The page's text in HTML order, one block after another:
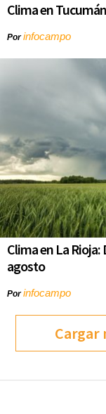
Clima en
Porinfocampo
Clima en La
agosto
Porinfocampo
Cargar